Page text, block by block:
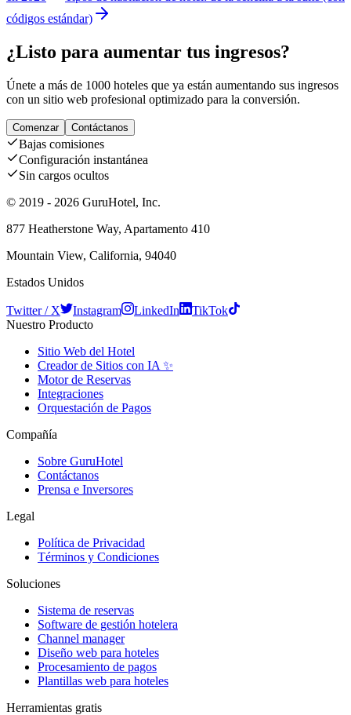
códigos estándar)
¿Listo para aumentar tus ingresos?
Únete a más de 1000 hoteles que ya están aumentando sus ingresos
con un sitio web profesional optimizado para la conversión.
Comenzar Contáctanos
Bajas comisiones
Configuración instantánea
Sin cargos ocultos
© 2019 - 2026 GuruHotel, Inc.
877 Heatherstone Way, Apartamento 410
Mountain View, California, 94040
Estados Unidos
Twitter / X Instagram LinkedIn
TikTok
Nuestro Producto
Sitio Web del Hotel
Creador de Sitios con IA ✨
Motor de Reservas
Integraciones
Orquestación de Pagos
Compañía
Sobre GuruHotel
Contáctanos
Prensa e Inversores
Legal
Política de Privacidad
Términos y Condiciones
Soluciones
Sistema de reservas
Software de gestión hotelera
Channel manager
Diseño web para hoteles
Procesamiento de pagos
Plantillas web para hoteles
Herramientas gratis